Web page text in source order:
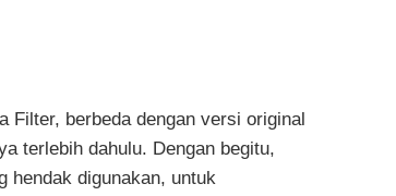
Filter, berbeda dengan versi original
terlebih dahulu. Dengan begitu,
hendak digunakan, untuk